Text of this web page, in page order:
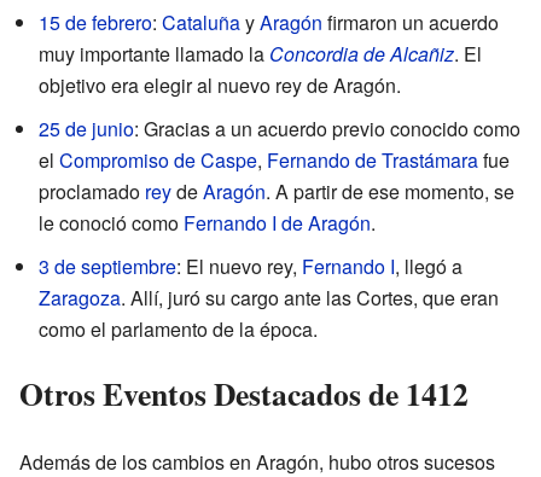
15 de febrero: CataluñayAragón firmaron un acuerdo
muy importante llamado la Concordia de Alcañiz. El
objetivo era elegir al nuevo rey de Aragón.
25 de junio: Gracias a un acuerdo previo conocido como
el Compromiso de Caspe, Fernando de Trastámarafue
proclamado reydeAragón. A partir de ese momento, se
le conoció como Fernando I de Aragón.
3 de septiembre: El nuevo rey, Fernando I, llegó a
Zaragoza. Allí, juró su cargo ante las Cortes, que eran
como el parlamento de la época.
Otros Eventos Destacados de 1412
Además de los cambios en Aragón, hubo otros sucesos